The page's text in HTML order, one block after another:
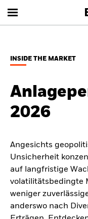
INSIDE THE MARKET
2026
Angesichts
Unsicherheit
auf langfristige
volatilitätsbedingte
weniger
anderswo nach